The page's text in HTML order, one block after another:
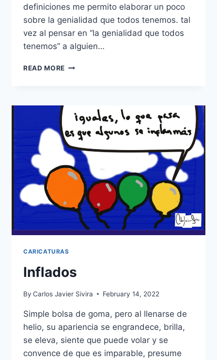
definiciones me permito elaborar un poco
sobre la genialidad que todos tenemos. tal
vez al pensar en “la genialidad que todos
tenemos” a alguien…
READ MORE GENIALIDAD
CARICATURAS
Inflados
By Carlos Javier Sivira February 14, 2022
Simple bolsa de goma, pero al llenarse de
helio, su apariencia se engrandece, brilla,
se eleva, siente que puede volar y se
convence de que es imparable, presume